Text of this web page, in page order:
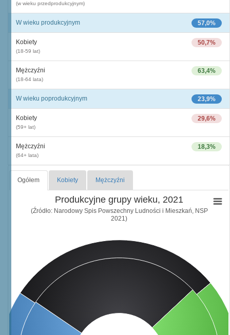
(w wieku przedprodukcyjnym)
57,0%
W wieku produkcyjnym
50,7%
Kobiety
(18-59 lat)
63,4%
Mężczyźni
(18-64 lata)
23,9%
W wieku poprodukcyjnym
29,6%
Kobiety
(59+ lat)
18,3%
Mężczyźni
(64+ lata)
Ogółem Kobiety Mężczyźni
Produkcyjne grupy wieku, 2021
(Źródło: Narodowy Spis Powszechny Ludności i Mieszkań, NSP
2021)